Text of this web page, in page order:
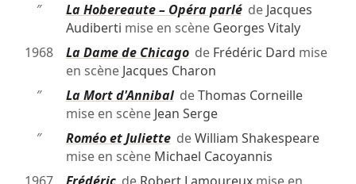
″
La Hobereaute – Opéra parléde Jacques
Audiberti mise en scène Georges Vitaly
1968
La Dame de Chicagode Frédéric Dard mise
en scène Jacques Charon
″
La Mort d'AnnibaldeThomas Corneille
mise en scène Jean Serge
″
Roméo et JuliettedeWilliam Shakespeare
mise en scène Michael Cacoyannis